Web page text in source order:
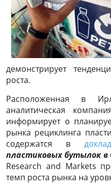
демонстрирует
роста.
Расположенная в
аналитическая
информирует о
рынка рециклинга
содержатся в
пластиковых бутылок в
Research and Markets
темп роста рынка на